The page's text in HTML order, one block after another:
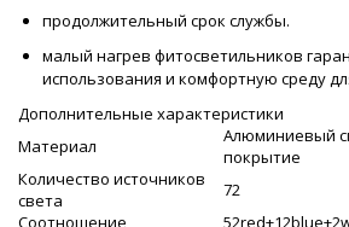
продолжительный срок службы.
малый нагрев фитосветильников
использования и комфортную среду
Материал
Алюминиевый
покрытие
Количество источников
света
72
Соотношение
Дополнительные характеристики